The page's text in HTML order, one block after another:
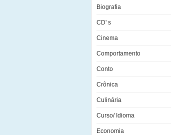
Biografia
CD' s
Cinema
Comportamento
Conto
Crônica
Culinária
Curso/ Idioma
Economia